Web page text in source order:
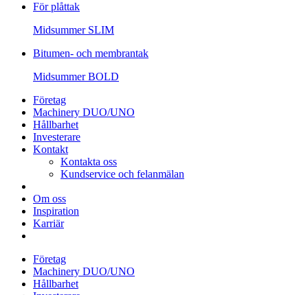
För plåttak
Midsummer SLIM
Bitumen- och membrantak
MidsummerBOLD
Företag
Machinery DUO/UNO
Hållbarhet
Investerare
Kontakt
Kontakta oss
Kundservice och felanmälan
Om oss
Inspiration
Karriär
Företag
Machinery DUO/UNO
Hållbarhet